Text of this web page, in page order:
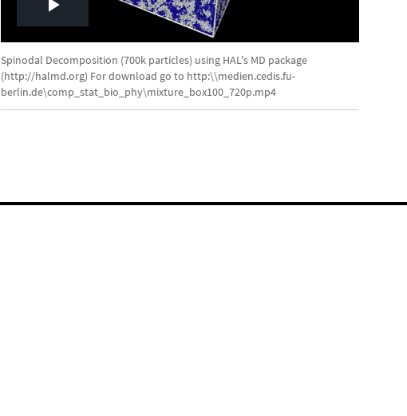
Play
Video
Spinodal Decomposition (700k particles) using HAL's MD package
(http://halmd.org) For download go to http:\\medien.cedis.fu-
berlin.de\comp_stat_bio_phy\mixture_box100_720p.mp4